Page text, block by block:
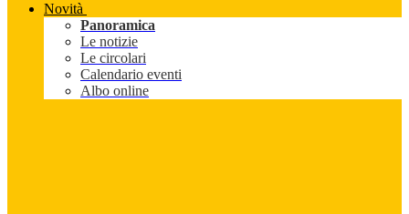
Novità
Panoramica
Le notizie
Le circolari
Calendario eventi
Albo online